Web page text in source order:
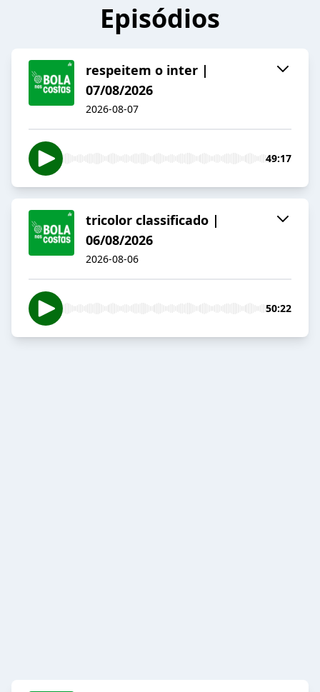
Episódios
respeitem o inter |
07/08/2026
2026-08-07
49:17
tricolor classificado |
06/08/2026
2026-08-06
50:22